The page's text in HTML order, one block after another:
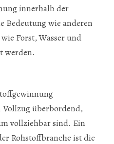
innerhalb der
Bedeutung wie anderen
Forst, Wasser und
werden.
Vollzug überbordend,
vollziehbar sind. Ein
Rohstoffbranche ist die